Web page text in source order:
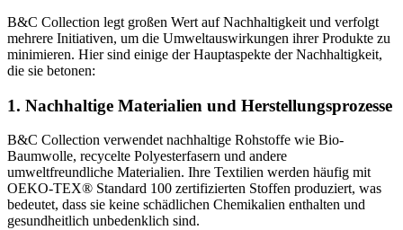
B&C Collection legt großen Wert auf Nachhaltigkeit und verfolgt
mehrere Initiativen, um die Umweltauswirkungen ihrer Produkte zu
minimieren. Hier sind einige der Hauptaspekte der Nachhaltigkeit,
die sie betonen:
1. Nachhaltige Materialien und Herstellungsprozesse
B&C Collection verwendet nachhaltige Rohstoffe wie Bio-
Baumwolle, recycelte Polyesterfasern und andere
umweltfreundliche Materialien. Ihre Textilien werden häufig mit
OEKO-TEX® Standard 100 zertifizierten Stoffen produziert, was
bedeutet, dass sie keine schädlichen Chemikalien enthalten und
gesundheitlich unbedenklich sind.